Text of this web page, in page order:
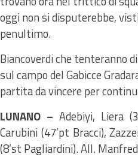
oggi non si disputerebbe,
penultimo.
Biancoverdi che tenteranno
sul campo del Gabicce
partita da vincere per
LUNANO – Adebiyi, Liera
Carubini (47’pt Bracci),
(8’st Pagliardini). All.